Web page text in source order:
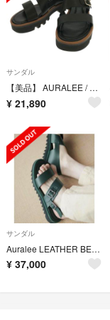
サンダル
【美品】 AURALEE / オーラリー | Leather Belt Sandals Made By foot the coacher レザー ベルト サンダル | 8 | ブラック | メンズ
¥ 21,890
サンダル
Auralee LEATHER BELT SANDALS 22ss 26cm
¥ 37,000